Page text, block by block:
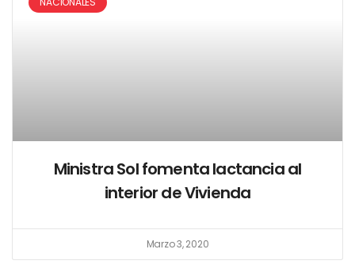
Ministra Sol fomenta lactancia al
interior de Vivienda
Marzo 3, 2020